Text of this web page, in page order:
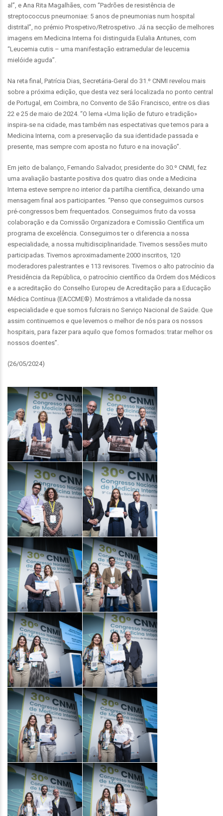
al”, e Ana Rita Magalhães, com “Padrões de resistência de
streptococcus pneumoniae: 5 anos de pneumonias num hospital
distrital”, no prémio Prospetivo/Retrospetivo. Já na secção de melhores
imagens em Medicina Interna foi distinguida Eulalia Antunes, com
“Leucemia cutis – uma manifestação extramedular de leucemia
mielóide aguda”.
Na reta final, Patrícia Dias, Secretária-Geral do 31.º CNMI revelou mais
sobre a próxima edição, que desta vez será localizada no ponto central
de Portugal, em Coimbra, no Convento de São Francisco, entre os dias
22 e 25 de maio de 2024. “O lema «Uma lição de futuro e tradição»
inspira-se na cidade, mas também nas espectativas que temos para a
Medicina Interna, com a preservação da sua identidade passada e
presente, mas sempre com aposta no futuro e na inovação”.
Em jeito de balanço, Fernando Salvador, presidente do 30.º CNMI, fez
uma avaliação bastante positiva dos quatro dias onde a Medicina
Interna esteve sempre no interior da partilha científica, deixando uma
mensagem final aos participantes. “Penso que conseguimos cursos
pré-congressos bem frequentados. Conseguimos fruto da vossa
colaboração e da Comissão Organizadora e Comissão Científica um
programa de excelência. Conseguimos ter o diferencia a nossa
especialidade, a nossa multidisciplinaridade. Tivemos sessões muito
participadas. Tivemos aproximadamente 2000 inscritos, 120
moderadores palestrantes e 113 revisores. Tivemos o alto patrocínio da
Presidência da República, o patrocínio científico da Ordem dos Médicos
e a acreditação do Conselho Europeu de Acreditação para a Educação
Médica Contínua (EACCME®). Mostrámos a vitalidade da nossa
especialidade e que somos fulcrais no Serviço Nacional de Saúde. Que
assim continuemos e que levemos o melhor de nós para os nossos
hospitais, para fazer para aquilo que fomos formados: tratar melhor os
nossos doentes”.
(26/05/2024)